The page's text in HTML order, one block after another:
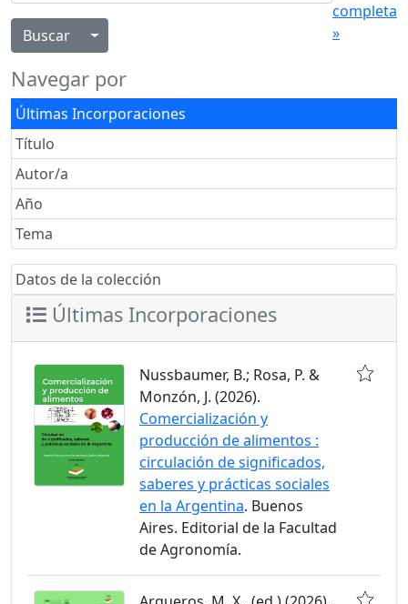
Alternar menú desplegable
completa
»
Navegar por
Últimas Incorporaciones
Título
Autor/a
Año
Tema
Datos de la colección
Últimas Incorporaciones
Nussbaumer, B.; Rosa, P. &
Monzón, J. (2026).
Comercialización y
producción de alimentos :
circulación de significados,
saberes y prácticas sociales
en la Argentina. Buenos
Aires. Editorial de la Facultad
de Agronomía.